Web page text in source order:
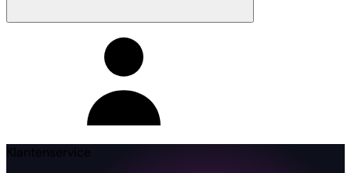
Klantenservice